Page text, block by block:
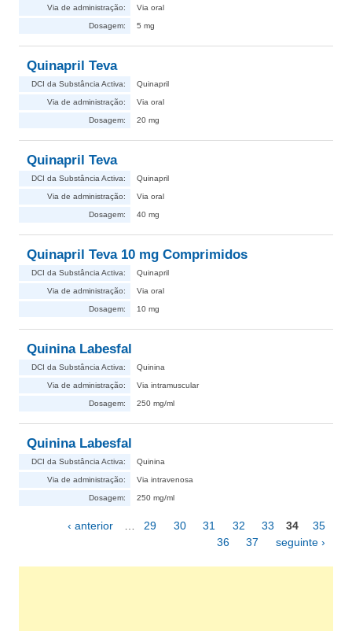
Via de administração: Via oral
Dosagem: 5 mg
Quinapril Teva
DCI da Substância Activa: Quinapril
Via de administração: Via oral
Dosagem: 20 mg
Quinapril Teva
DCI da Substância Activa: Quinapril
Via de administração: Via oral
Dosagem: 40 mg
Quinapril Teva 10 mg Comprimidos
DCI da Substância Activa: Quinapril
Via de administração: Via oral
Dosagem: 10 mg
Quinina Labesfal
DCI da Substância Activa: Quinina
Via de administração: Via intramuscular
Dosagem: 250 mg/ml
Quinina Labesfal
DCI da Substância Activa: Quinina
Via de administração: Via intravenosa
Dosagem: 250 mg/ml
Páginas‹ anterior 29 30 31 32 33 34
35
36
37 seguinte ›